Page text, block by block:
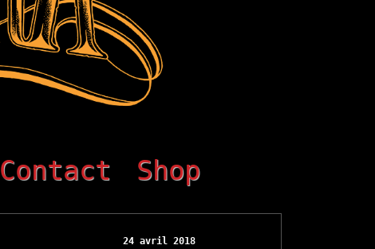
Contact Shop
24 avril 2018